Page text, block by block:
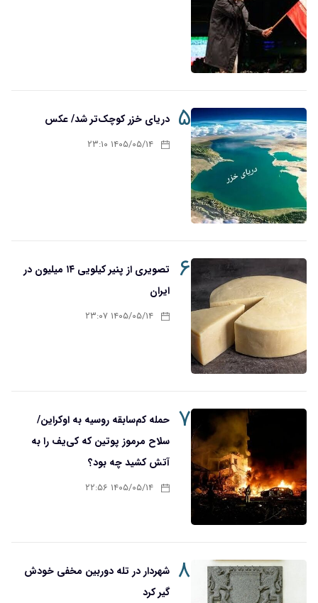
۵ دریای خزر کوچک‌تر شد/ عکس
۱۴۰۵/۰۵/۱۴ ۲۳:۱۰
۶
تصویری از پنیر کیلویی ۱۴ میلیون در
ایران
۱۴۰۵/۰۵/۱۴ ۲۳:۰۷
۷ حمله کم‌سابقه روسیه به اوکراین/
سلاح مرموز پوتین که کی‌یف را به
آتش کشید چه بود؟
۱۴۰۵/۰۵/۱۴ ۲۲:۵۶
۸ شهردار در تله دوربین مخفی خودش
گیر کرد